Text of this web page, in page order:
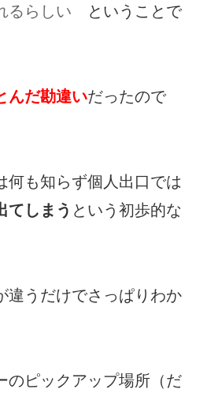
るらしい ということで
んだ勘違いだったので
何も知らず個人出口では
てしまう という初歩的な
違うだけでさっぱりわか
のピックアップ場所（だ